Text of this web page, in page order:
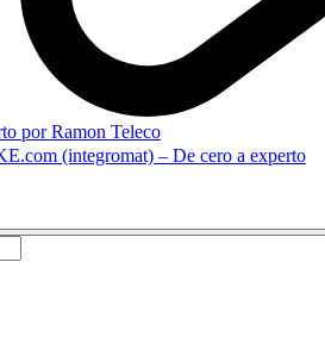
por Ramon Teleco
(integromat) – De cero a experto